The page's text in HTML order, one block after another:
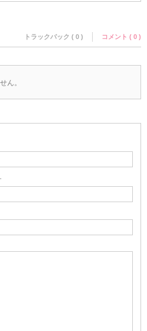
トラックバック ( 0 ) コメント ( 0 )
ん。